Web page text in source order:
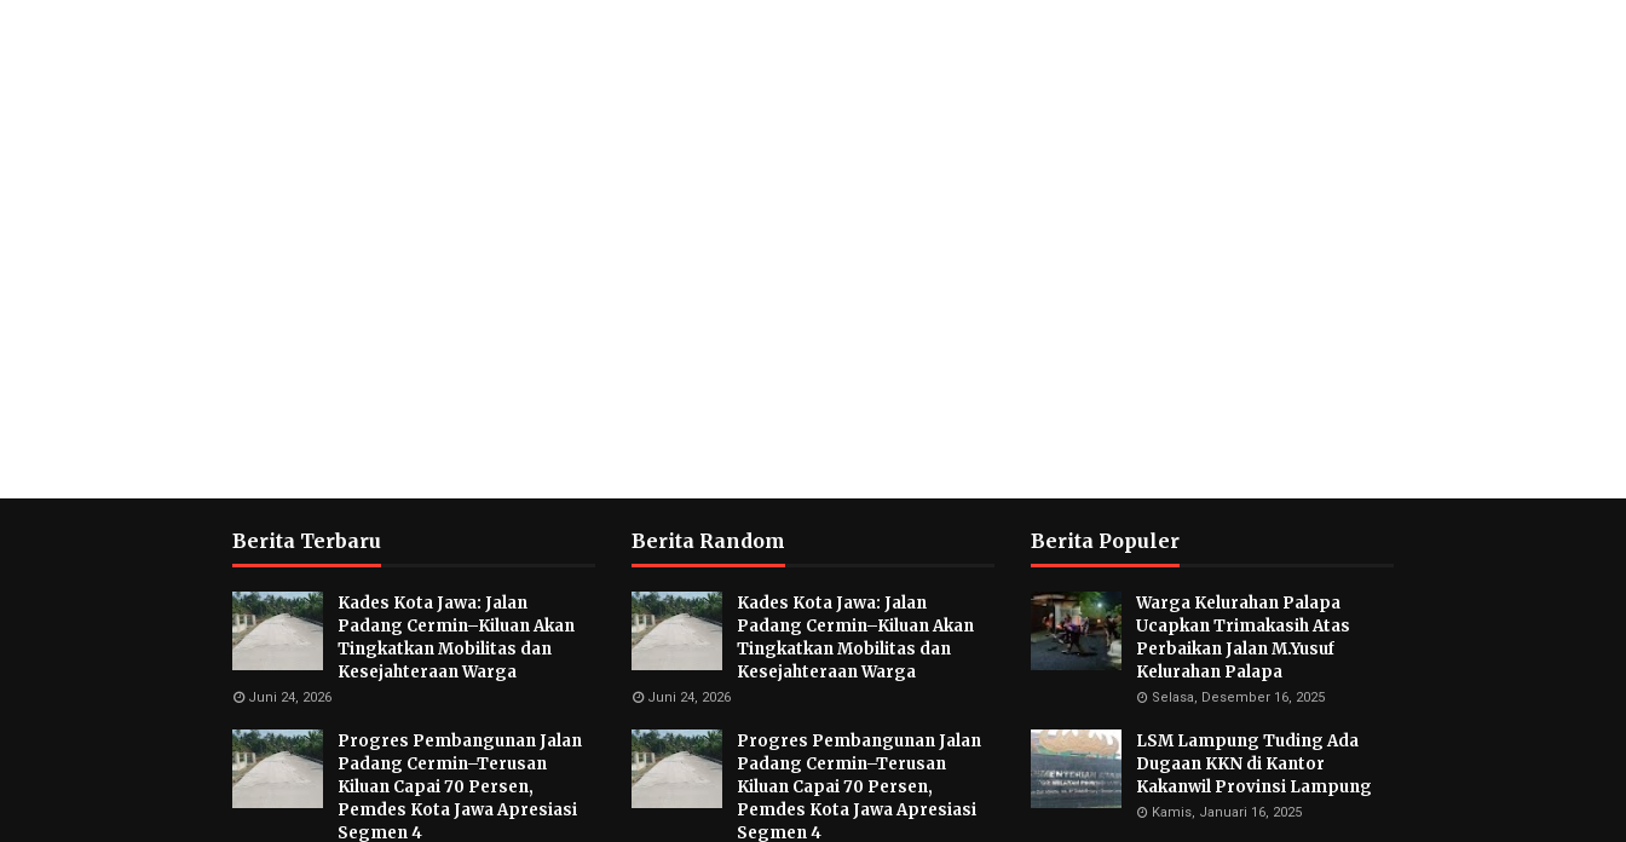
Berita Terbaru
Kades Kota Jawa: Jalan
Padang Cermin–Kiluan Akan
Tingkatkan Mobilitas dan
Kesejahteraan Warga
Juni 24, 2026
Progres Pembangunan Jalan
Padang Cermin–Terusan
Kiluan Capai 70 Persen,
Pemdes Kota Jawa Apresiasi
Segmen 4
Berita Random
Kades Kota Jawa: Jalan
Padang Cermin–Kiluan Akan
Tingkatkan Mobilitas dan
Kesejahteraan Warga
Juni 24, 2026
Progres Pembangunan Jalan
Padang Cermin–Terusan
Kiluan Capai 70 Persen,
Pemdes Kota Jawa Apresiasi
Segmen 4
Berita Populer
Warga Kelurahan Palapa
Ucapkan Trimakasih Atas
Perbaikan Jalan M.Yusuf
Kelurahan Palapa
Selasa, Desember 16, 2025
LSM Lampung Tuding Ada
Dugaan KKN di Kantor
Kakanwil Provinsi Lampung
Kamis, Januari 16, 2025